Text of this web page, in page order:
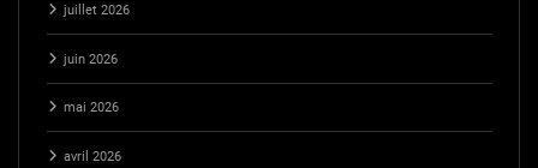
juillet 2026
juin 2026
mai 2026
avril 2026